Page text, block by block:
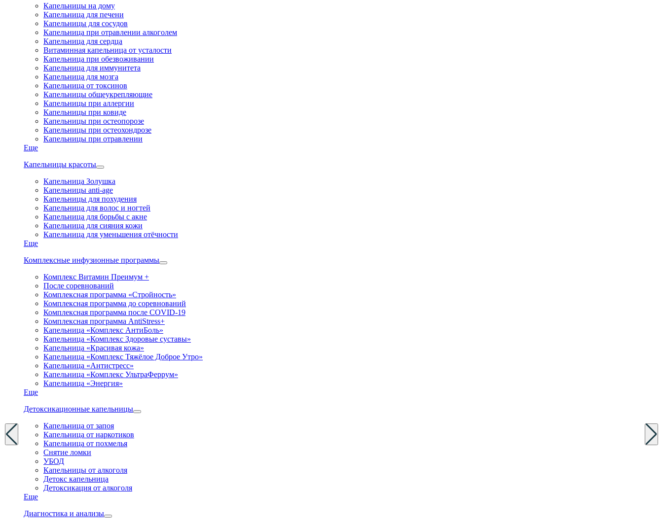
Капельницы на дому
Капельница для печени
Капельницы для сосудов
Капельница при отравлении алкоголем
Капельница для сердца
Витаминная капельница от усталости
Капельница при обезвоживании
Капельница для иммунитета
Капельница для мозга
Капельница от токсинов
Капельницы общеукрепляющие
Капельницы при аллергии
Капельницы при ковиде
Капельницы при остеопорозе
Капельницы при остеохондрозе
Капельницы при отравлении
Еще
Капельницы красоты
Капельница Золушка
Капельницы anti-age
Капельницы для похудения
Капельница для волос и ногтей
Капельница для борьбы с акне
Капельница для сияния кожи
Капельница для уменьшения отёчности
Еще
Комплексные инфузионные программы
Комплекс Витамин Преимум +
После соревнований
Комплексная программа «Стройность»
Комплексная программа до соревнований
Комплексная программа после COVID-19
Комплексная программа AntiStress+
Капельница «Комплекс АнтиБоль»
Капельница «Комплекс Здоровые суставы»
Капельница «Красивая кожа»
Капельница «Комплекс Тяжёлое Доброе Утро»
Капельница «Антистресс»
Капельница «Комплекс УльтраФеррум»
Капельница «Энергия»
Еще
Детоксикационные капельницы
Капельница от запоя
Капельница от наркотиков
Капельница от похмелья
Снятие ломки
УБОД
Капельницы от алкоголя
Детокс капельница
Детоксикация от алкоголя
Еще
Диагностика и анализы